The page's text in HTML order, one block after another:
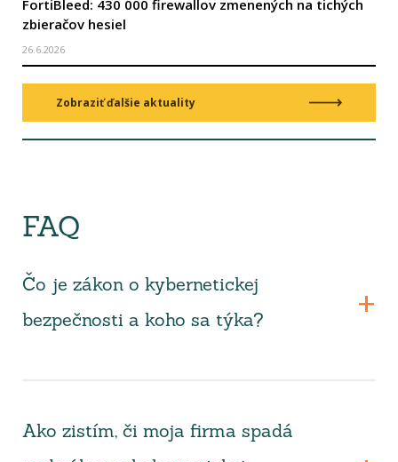
FortiBleed: 430 000 firewallov zmenených na tichých
zbieračov hesiel
26.6.2026
Zobraziť ďalšie aktuality
FAQ
Čo je zákon o kybernetickej
bezpečnosti a koho sa týka?
Ako zistím, či moja firma spadá